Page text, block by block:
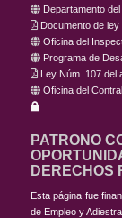
Departamento
Documento de ley
Oficina del
Programa de
Ley Núm. 107 del
Oficina del
PATRONO
DERECHOS
Esta página fue
de Empleo y